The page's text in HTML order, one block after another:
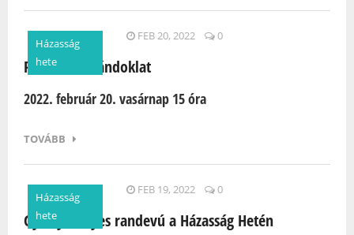
Házasság
hete
FEB 20, 2022 0
Petörkei zarándoklat
2022. február 20. vasárnap 15 óra
TOVÁBB
Házasság
hete
FEB 19, 2022 0
Gyertyafényes randevú a Házasság Hetén